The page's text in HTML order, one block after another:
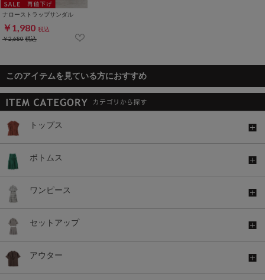
ナローストラップサンダル
￥1,980 税込
￥2,680税込
このアイテムを見ている方におすすめ
トップス
ボトムス
ワンピース
セットアップ
アウター